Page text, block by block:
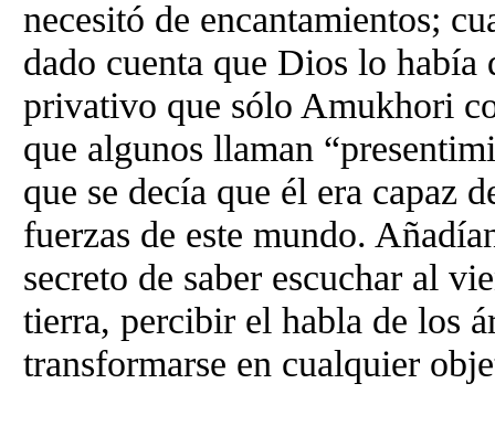
necesitó de encantamientos;
dado cuenta que Dios lo
privativo que sólo Amukhori
que algunos llaman
que se decía que él era capaz
fuerzas de este mundo.
secreto de saber escuchar al
tierra, percibir el habla de los
transformarse en cualquier